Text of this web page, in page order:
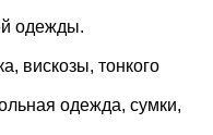
одежды.
вискозы, тонкого
одежда, сумки,